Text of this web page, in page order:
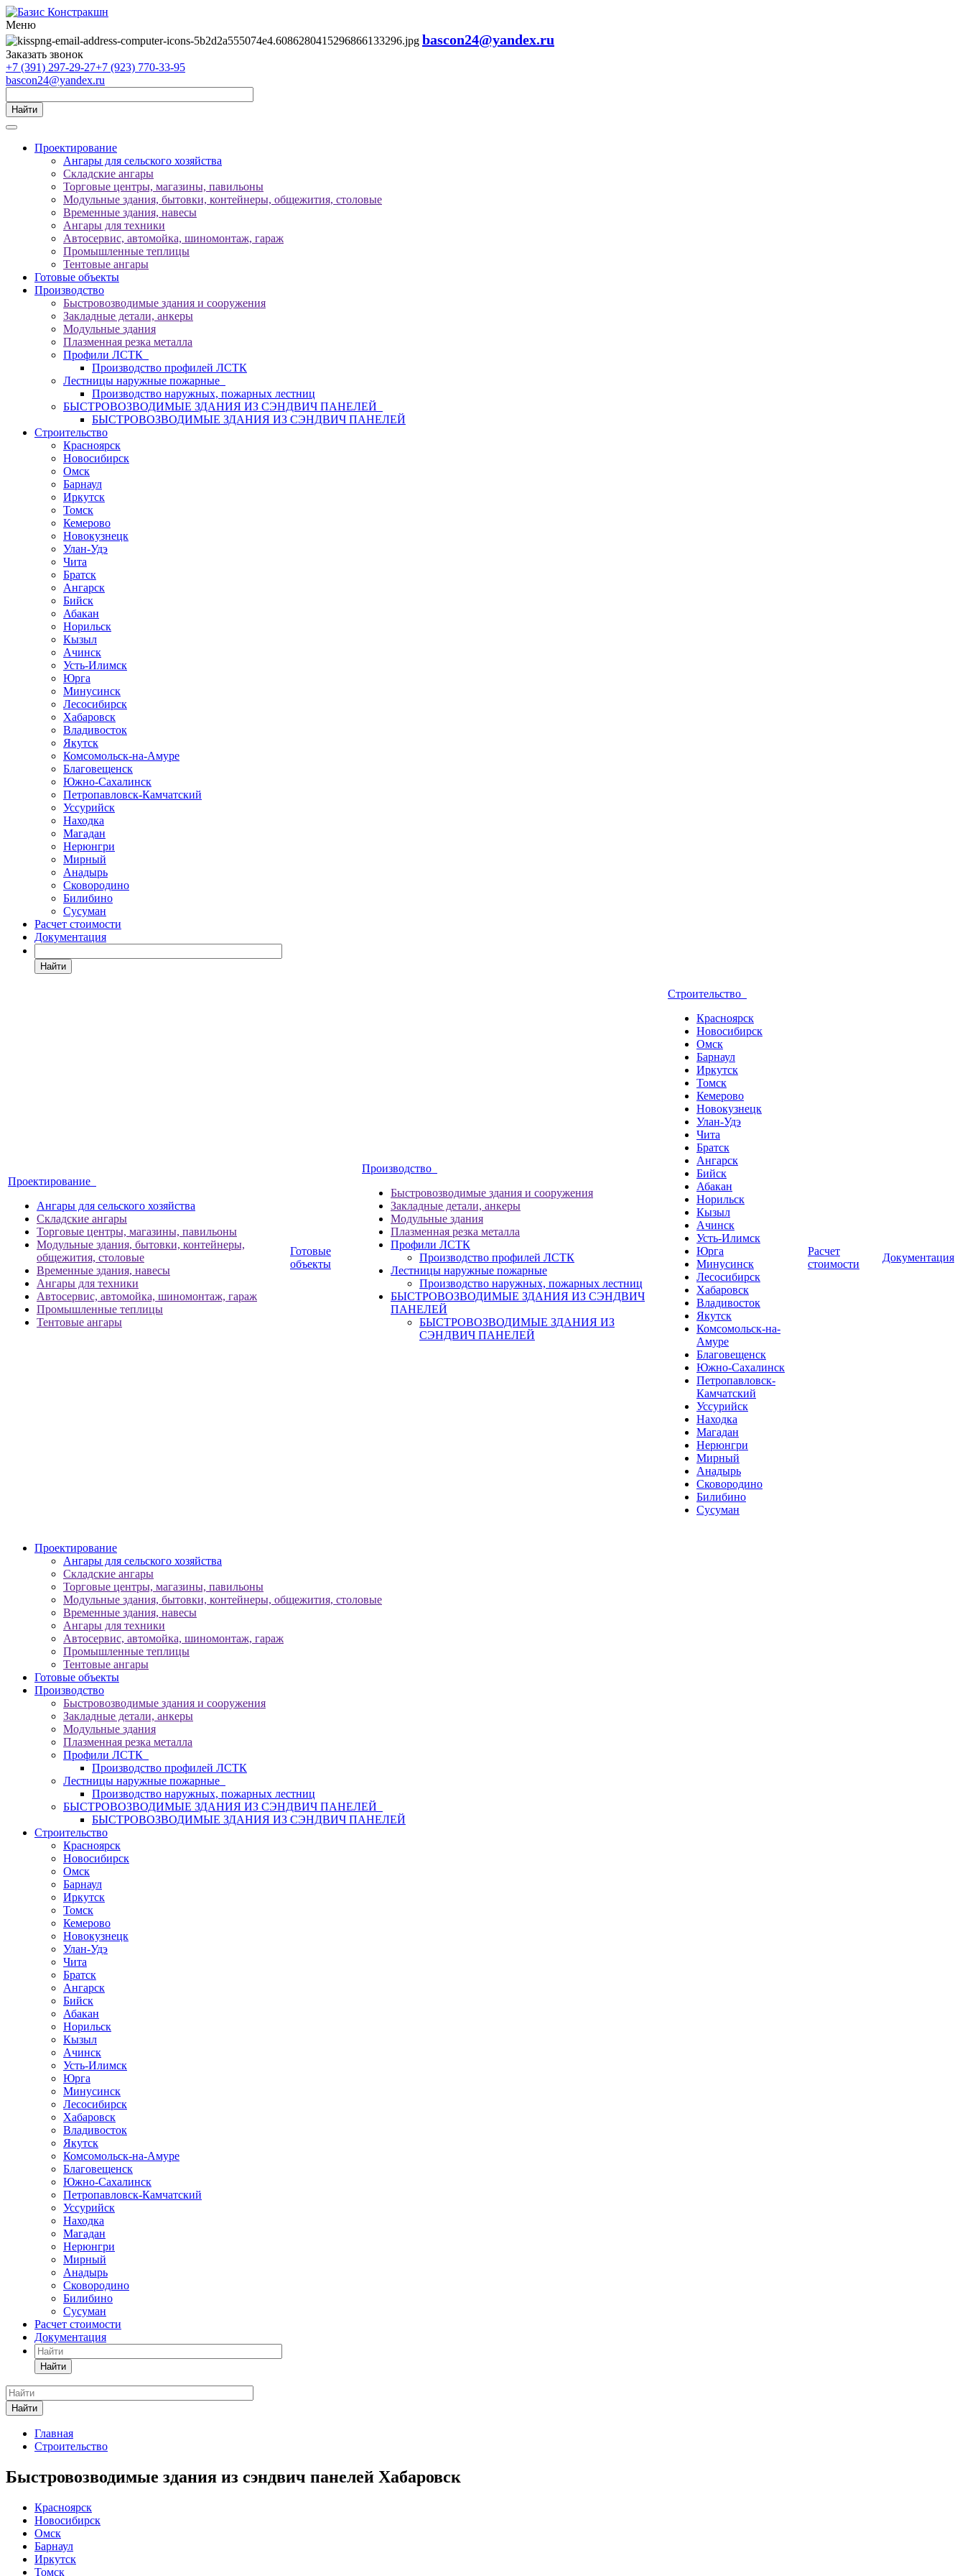
Меню
bascon24@yandex.ru
Заказать звонок
+7 (391) 297-29-27+7 (923) 770-33-95
bascon24@yandex.ru
Найти
Проектирование
Ангары для сельского хозяйства
Складские ангары
Торговые центры, магазины, павильоны
Модульные здания, бытовки, контейнеры, общежития, столовые
Временные здания, навесы
Ангары для техники
Автосервис, автомойка, шиномонтаж, гараж
Промышленные теплицы
Тентовые ангары
Готовые объекты
Производство
Быстровозводимые здания и сооружения
Закладные детали, анкеры
Модульные здания
Плазменная резка металла
Профили ЛСТК
Производство профилей ЛСТК
Лестницы наружные пожарные
Производство наружных, пожарных лестниц
БЫСТРОВОЗВОДИМЫЕ ЗДАНИЯ ИЗ СЭНДВИЧ ПАНЕЛЕЙ
БЫСТРОВОЗВОДИМЫЕ ЗДАНИЯ ИЗ СЭНДВИЧ ПАНЕЛЕЙ
Строительство
Красноярск
Новосибирск
Омск
Барнаул
Иркутск
Томск
Кемерово
Новокузнецк
Улан-Удэ
Чита
Братск
Ангарск
Бийск
Абакан
Норильск
Кызыл
Ачинск
Усть-Илимск
Юрга
Минусинск
Лесосибирск
Хабаровск
Владивосток
Якутск
Комсомольск-на-Амуре
Благовещенск
Южно-Сахалинск
Петропавловск-Камчатский
Уссурийск
Находка
Магадан
Нерюнгри
Мирный
Анадырь
Сковородино
Билибино
Сусуман
Расчет стоимости
Документация
Найти
Проектирование
Ангары для сельского хозяйства
Складские ангары
Торговые центры, магазины, павильоны
Модульные здания, бытовки, контейнеры,
общежития, столовые
Временные здания, навесы
Ангары для техники
Автосервис, автомойка, шиномонтаж, гараж
Промышленные теплицы
Тентовые ангары
Готовые
объекты
Производство
Быстровозводимые здания и сооружения
Закладные детали, анкеры
Модульные здания
Плазменная резка металла
Профили ЛСТК
Производство профилей ЛСТК
Лестницы наружные пожарные
Производство наружных, пожарных лестниц
БЫСТРОВОЗВОДИМЫЕ ЗДАНИЯ ИЗ СЭНДВИЧ
ПАНЕЛЕЙ
БЫСТРОВОЗВОДИМЫЕ ЗДАНИЯ ИЗ
СЭНДВИЧ ПАНЕЛЕЙ
Строительство
Красноярск
Новосибирск
Омск
Барнаул
Иркутск
Томск
Кемерово
Новокузнецк
Улан-Удэ
Чита
Братск
Ангарск
Бийск
Абакан
Норильск
Кызыл
Ачинск
Усть-Илимск
Юрга
Минусинск
Лесосибирск
Хабаровск
Владивосток
Якутск
Комсомольск-на-
Амуре
Благовещенск
Южно-Сахалинск
Петропавловск-
Камчатский
Уссурийск
Находка
Магадан
Нерюнгри
Мирный
Анадырь
Сковородино
Билибино
Сусуман
Расчет
стоимости
Документация
Проектирование
Ангары для сельского хозяйства
Складские ангары
Торговые центры, магазины, павильоны
Модульные здания, бытовки, контейнеры, общежития, столовые
Временные здания, навесы
Ангары для техники
Автосервис, автомойка, шиномонтаж, гараж
Промышленные теплицы
Тентовые ангары
Готовые объекты
Производство
Быстровозводимые здания и сооружения
Закладные детали, анкеры
Модульные здания
Плазменная резка металла
Профили ЛСТК
Производство профилей ЛСТК
Лестницы наружные пожарные
Производство наружных, пожарных лестниц
БЫСТРОВОЗВОДИМЫЕ ЗДАНИЯ ИЗ СЭНДВИЧ ПАНЕЛЕЙ
БЫСТРОВОЗВОДИМЫЕ ЗДАНИЯ ИЗ СЭНДВИЧ ПАНЕЛЕЙ
Строительство
Красноярск
Новосибирск
Омск
Барнаул
Иркутск
Томск
Кемерово
Новокузнецк
Улан-Удэ
Чита
Братск
Ангарск
Бийск
Абакан
Норильск
Кызыл
Ачинск
Усть-Илимск
Юрга
Минусинск
Лесосибирск
Хабаровск
Владивосток
Якутск
Комсомольск-на-Амуре
Благовещенск
Южно-Сахалинск
Петропавловск-Камчатский
Уссурийск
Находка
Магадан
Нерюнгри
Мирный
Анадырь
Сковородино
Билибино
Сусуман
Расчет стоимости
Документация
Найти
Найти
Главная
Строительство
Быстровозводимые здания из сэндвич панелей Хабаровск
Красноярск
Новосибирск
Омск
Барнаул
Иркутск
Томск